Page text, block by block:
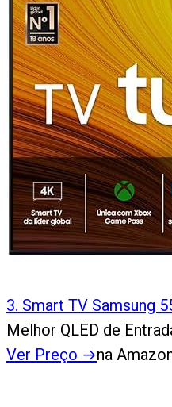
3. Smart TV Samsung
Melhor QLED de
Ver Preço →na